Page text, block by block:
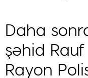
Daha
şəhid
Rayon